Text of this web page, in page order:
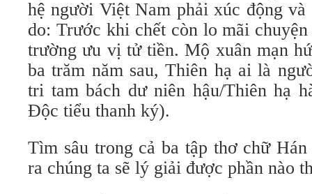
hệ người Việt Nam phải xúc động và
do: Trước khi chết còn lo mãi
trường ưu vị tử tiền. Mộ xuân mạn
ba trăm năm sau, Thiên hạ ai là
tri tam bách dư niên hậu/Thiên hạ
Độc tiểu thanh ký).
Tìm sâu trong cả ba tập thơ chữ
ra chúng ta sẽ lý giải được phần nào